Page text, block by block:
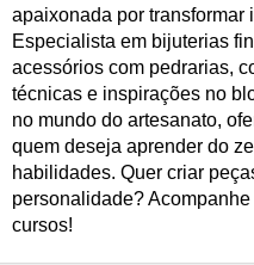
apaixonada por transformar
Especialista em bijuterias
acessórios com pedrarias,
técnicas e inspirações no
no mundo do artesanato,
quem deseja aprender do
habilidades. Quer criar
personalidade?
cursos!